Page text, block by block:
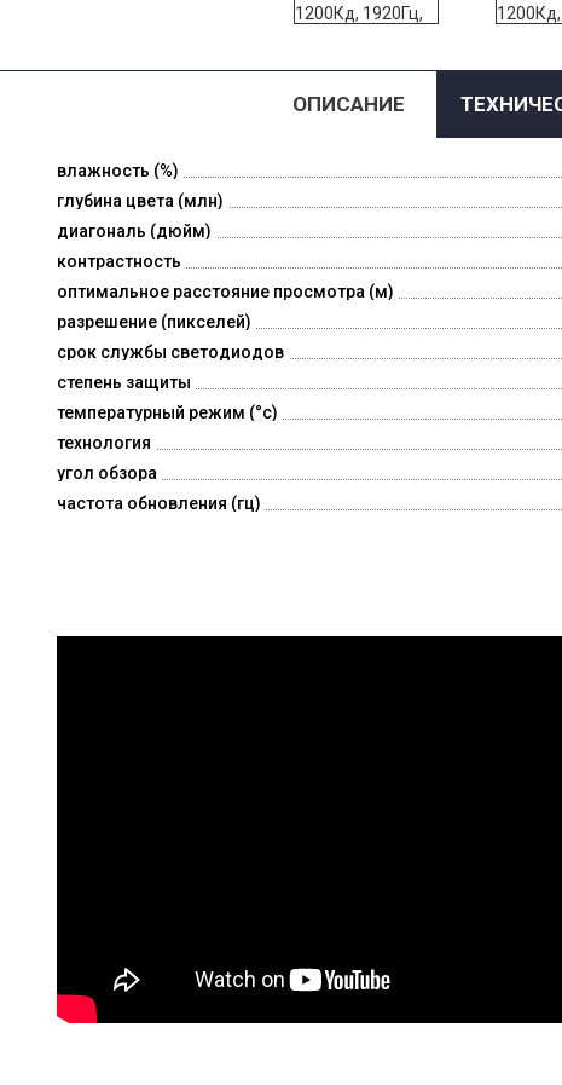
ОПИСАНИЕ
влажность (%)
глубина цвета (млн)
диагональ (дюйм)
контрастность
оптимальное расстояние просмотра (м)
разрешение (пикселей)
срок службы светодиодов
степень защиты
температурный режим (°c)
технология
угол обзора
частота обновления (гц)